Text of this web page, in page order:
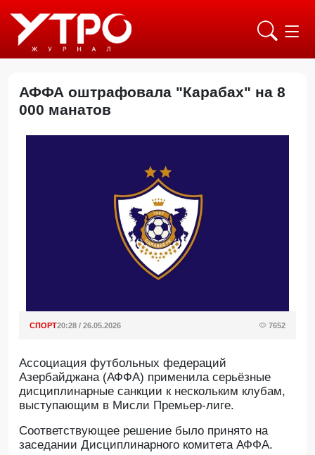
АФФА оштрафовала "Карабах" на 8
000 манатов
СПОРТ20:28 / 26.05.2026 7652
Ассоциация футбольных федераций
Азербайджана (АФФА) применила серьёзные
дисциплинарные санкции к нескольким клубам,
выступающим в Мисли Премьер-лиге.
Cоответствующее решение было принято на
заседании Дисциплинарного комитета АФФА.